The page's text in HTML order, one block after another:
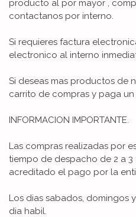
producto al por mayor ,
contactanos por interno.
Si requieres factura
electronico al interno
Si deseas mas productos de
carrito de compras y paga un
INFORMACION IMPORTANTE.
Las compras realizadas por
tiempo de despacho de 2 a
acreditado el pago por la
Los dias sabados, domingos
dia habil.